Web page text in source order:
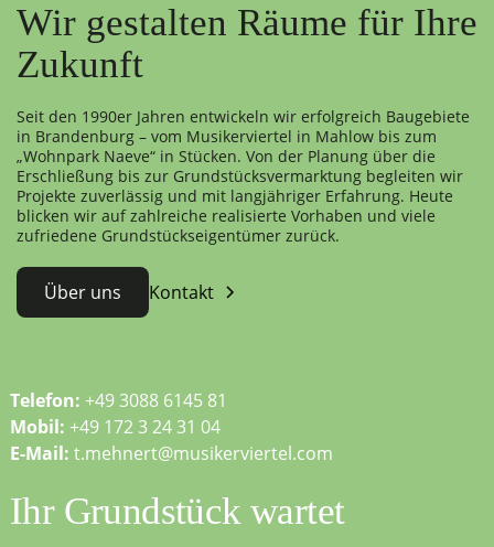
Wir gestalten Räume für Ihre
Zukunft
Seit den 1990er Jahren entwickeln wir erfolgreich Baugebiete
in Brandenburg – vom Musikerviertel in Mahlow bis zum
„Wohnpark Naeve“ in Stücken. Von der Planung über die
Erschließung bis zur Grundstücksvermarktung begleiten wir
Projekte zuverlässig und mit langjähriger Erfahrung. Heute
blicken wir auf zahlreiche realisierte Vorhaben und viele
zufriedene Grundstückseigentümer zurück.
Über uns Kontakt
Telefon: +49 3088 6145 81
Mobil: +49 172 3 24 31 04
E-Mail: t.mehnert@musikerviertel.com
Ihr Grundstück wartet